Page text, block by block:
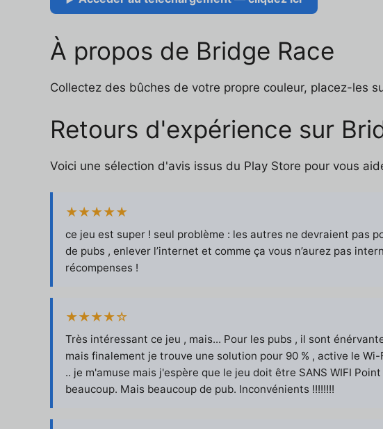
À propos de Bridge Race
Collectez des bûches de votre propre couleur, placez-les
Retours d'expérience sur
Voici une sélection d'avis issus du Play Store pour vous
★★★★★
ce jeu est super ! seul problème : les autres ne devraient pas
de pubs , enlever l’internet et comme ça vous n’aurez pas
récompenses !
★★★★☆
Très intéressant ce jeu , mais... Pour les pubs , il sont
mais finalement je trouve une solution pour 90 % , active le
.. je m'amuse mais j'espère que le jeu doit être SANS WIFI
beaucoup. Mais beaucoup de pub. Inconvénients !!!!!!!!